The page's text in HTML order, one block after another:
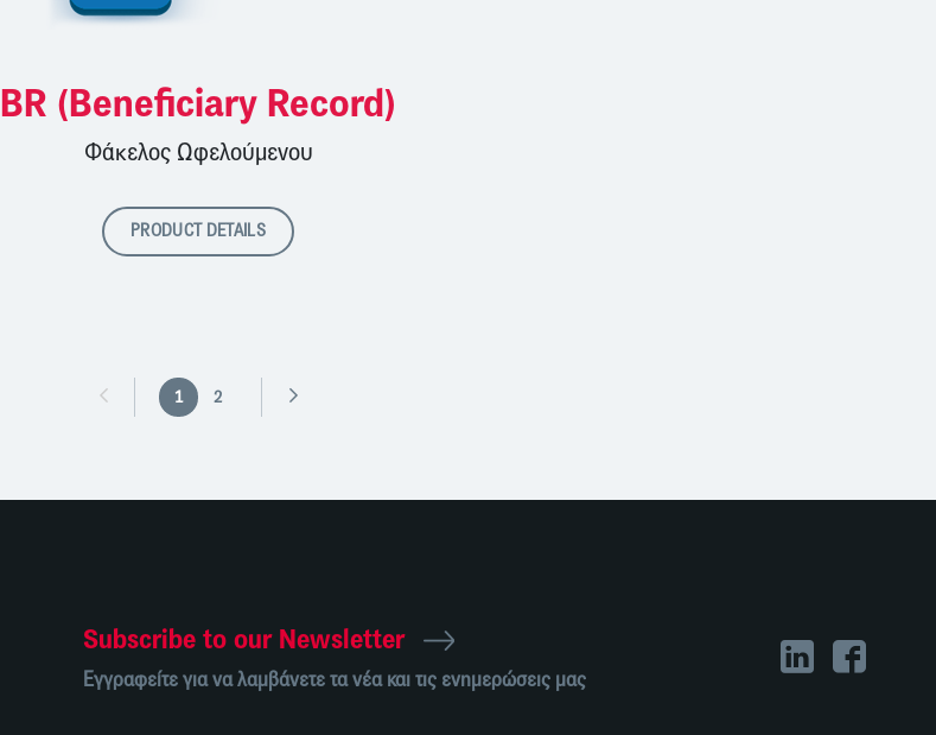
BR (Beneficiary Record)
Φάκελος Ωφελούμενου
PRODUCT DETAILS
1 2
Subscribe to our Newsletter
Εγγραφείτε για να λαμβάνετε τα νέα και τις ενημερώσεις μας